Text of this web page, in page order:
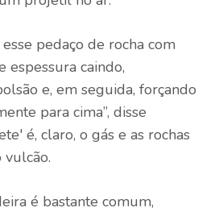
pedaço de rocha com
caindo,
e, em seguida, forçando
para cima”, disse
é, claro, o gás e as rochas
é bastante comum,